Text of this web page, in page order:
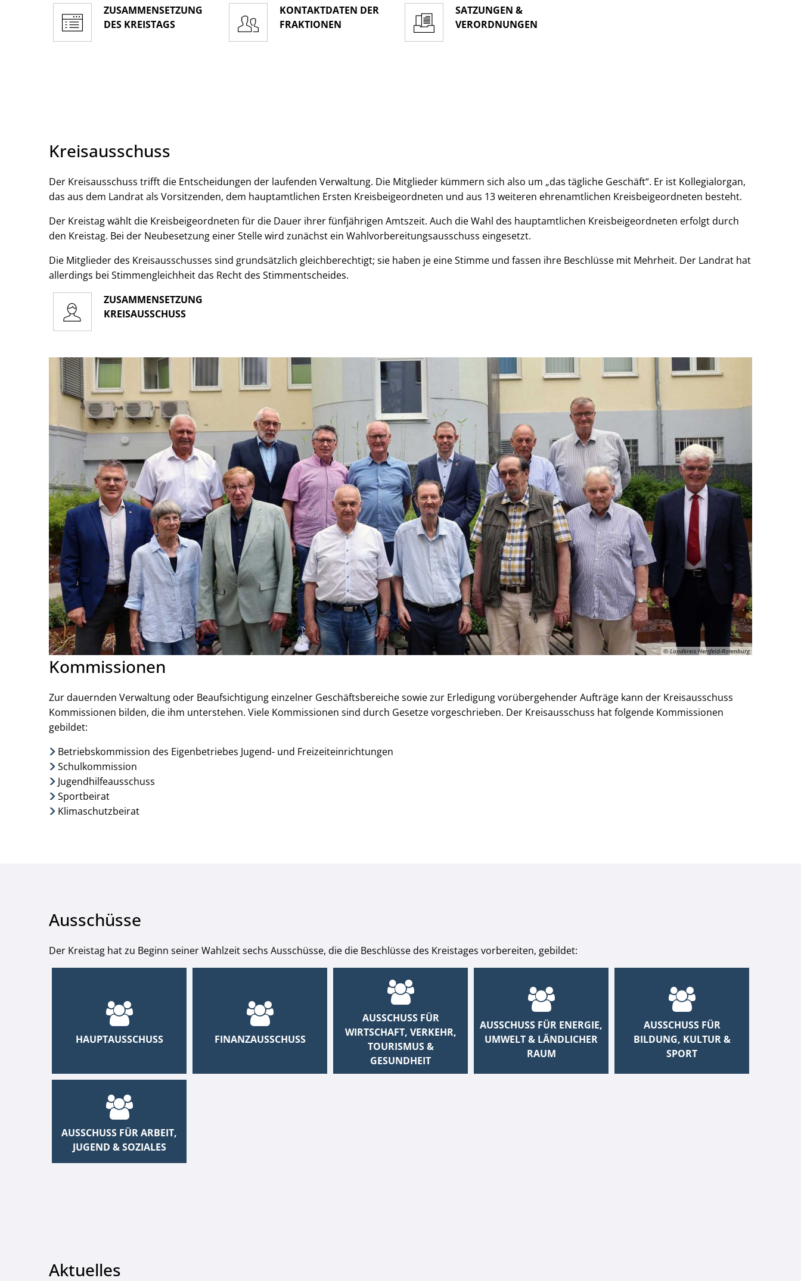
ZUSAMMENSETZUNG
DES KREISTAGS
KONTAKTDATEN DER
FRAKTIONEN
SATZUNGEN &
VERORDNUNGEN
Kreisausschuss
Der Kreisausschuss trifft die Entscheidungen der laufenden Verwaltung. Die Mitglieder kümmern sich also um „das tägliche Geschäft“. Er ist Kollegialorgan,
das aus dem Landrat als Vorsitzenden, dem hauptamtlichen Ersten Kreisbeigeordneten und aus 13 weiteren ehrenamtlichen Kreisbeigeordneten besteht.
Der Kreistag wählt die Kreisbeigeordneten für die Dauer ihrer fünfjährigen Amtszeit. Auch die Wahl des hauptamtlichen Kreisbeigeordneten erfolgt durch
den Kreistag. Bei der Neubesetzung einer Stelle wird zunächst ein Wahlvorbereitungsausschuss eingesetzt.
Die Mitglieder des Kreisausschusses sind grundsätzlich gleichberechtigt; sie haben je eine Stimme und fassen ihre Beschlüsse mit Mehrheit. Der Landrat hat
allerdings bei Stimmengleichheit das Recht des Stimmentscheides.
ZUSAMMENSETZUNG
KREISAUSSCHUSS
© Landkreis Hersfeld-Rotenburg
Kommissionen
Zur dauernden Verwaltung oder Beaufsichtigung einzelner Geschäftsbereiche sowie zur Erledigung vorübergehender Aufträge kann der Kreisausschuss
Kommissionen bilden, die ihm unterstehen. Viele Kommissionen sind durch Gesetze vorgeschrieben. Der Kreisausschuss hat folgende Kommissionen
gebildet:
Betriebskommission des Eigenbetriebes Jugend- und Freizeiteinrichtungen
Schulkommission
Jugendhilfeausschuss
Sportbeirat
Klimaschutzbeirat
Ausschüsse
Der Kreistag hat zu Beginn seiner Wahlzeit sechs Ausschüsse, die die Beschlüsse des Kreistages vorbereiten, gebildet:
HAUPTAUSSCHUSS FINANZAUSSCHUSS
AUSSCHUSS FÜR
WIRTSCHAFT, VERKEHR,
TOURISMUS &
GESUNDHEIT
AUSSCHUSS FÜR ENERGIE,
UMWELT & LÄNDLICHER
RAUM
AUSSCHUSS FÜR
BILDUNG, KULTUR &
SPORT
AUSSCHUSS FÜR ARBEIT,
JUGEND & SOZIALES
Aktuelles